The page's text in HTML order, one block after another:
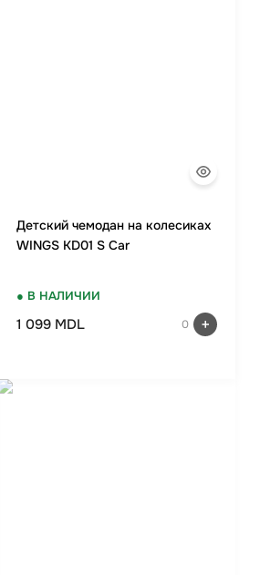
Детский чемодан на колесиках
WINGS KD01 S Car
● В НАЛИЧИИ
1 099 MDL 0